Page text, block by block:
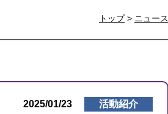
トップ> ニュース
2025/01/23 活動紹介